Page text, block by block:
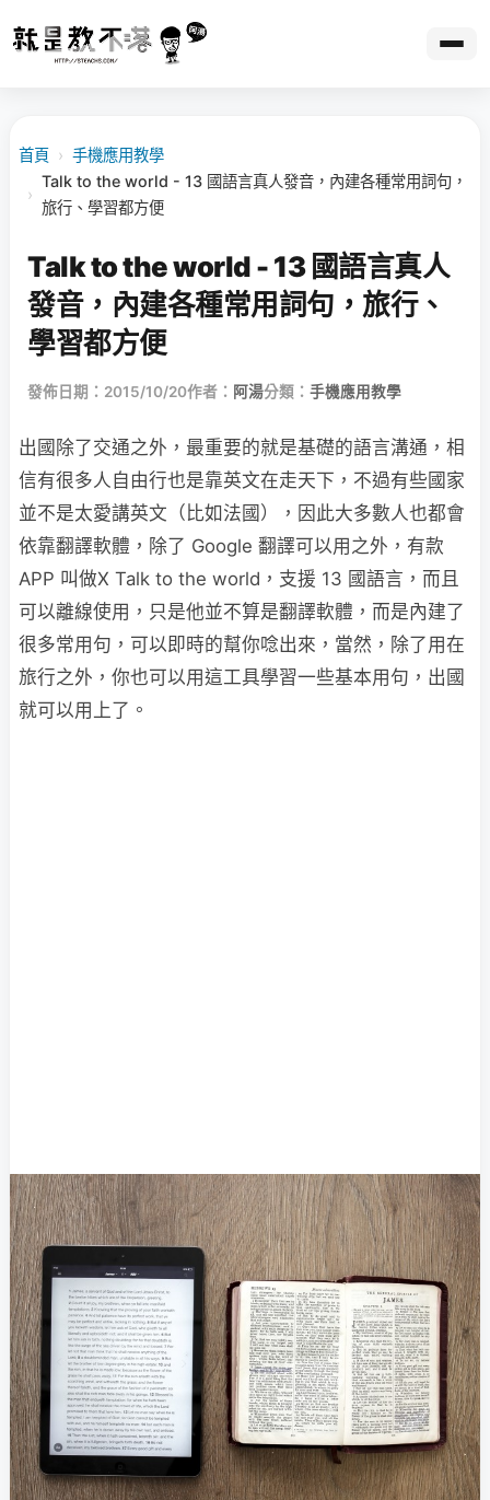
首頁 › 手機應用教學
›
Talk to the world - 13 國語言真人發音，內建各種常用詞句，
旅行、學習都方便
Talk to the world - 13 國語言真人
發音，內建各種常用詞句，旅行、
學習都方便
發佈日期：2015/10/20作者： 阿湯分類： 手機應用教學
出國除了交通之外，最重要的就是基礎的語言溝通，相
信有很多人自由行也是靠英文在走天下，不過有些國家
並不是太愛講英文（比如法國），因此大多數人也都會
依靠翻譯軟體，除了 Google 翻譯可以用之外，有款
APP 叫做X Talk to the world，支援 13 國語言，而且
可以離線使用，只是他並不算是翻譯軟體，而是內建了
很多常用句，可以即時的幫你唸出來，當然，除了用在
旅行之外，你也可以用這工具學習一些基本用句，出國
就可以用上了。